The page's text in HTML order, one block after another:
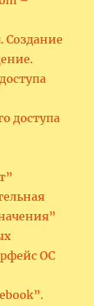
Создание
доступа
ОС